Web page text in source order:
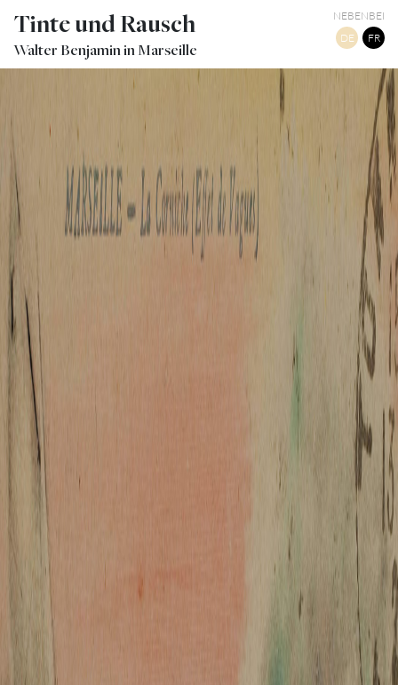
Tinte und Rausch
Walter Benjamin in Marseille
NEBENBEI
DE
FR